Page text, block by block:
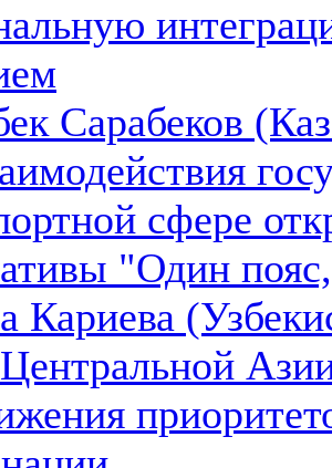
Сарабеков
сфере
"Один
Кариева